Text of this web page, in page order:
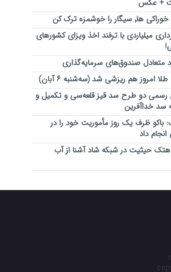
+ عکس
سیگار را خوشمزه ترک کن
میلیاردی با ترفند اخذ ویزای کشورهای
متعادل صندوق‌های سرمایه‌گذاری
امروز هم ریزشی شد (سه‌شنبه ۶ آبان)
رسمی دو طرح سد قیز قلعه‌سی و تکمیل و
سد خداآفرین
باکو ظرف یک روز مأموریت خود را در
انجام داد
حیثیت در شبکه شاد آشنا از آب